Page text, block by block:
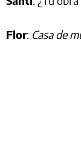
Flor: Casa de